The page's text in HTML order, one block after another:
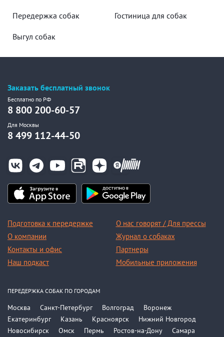
Передержка собак Гостиница для собак
Выгул собак
Заказать бесплатный звонок
Бесплатно по РФ
8 800 200-60-57
Для Москвы
8 499 112-44-50
Подготовка к передержке
О компании
Контакты и офис
Наш подкаст
О нас говорят / Для прессы
Журнал о собаках
Партнеры
Мобильные приложения
ПЕРЕДЕРЖКА СОБАК ПО ГОРОДАМ
Москва Санкт-Петербург Волгоград
Воронеж
Екатеринбург
Казань Красноярск
Нижний Новгород
Новосибирск
Омск Пермь Ростов-на-Дону Самара